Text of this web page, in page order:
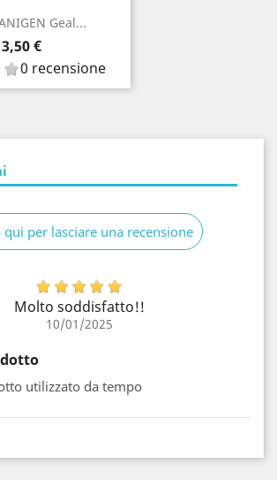
Geal...
€
0 recensione
qui per lasciare una recensione
Molto soddisfatto!!
10/01/2025
utilizzato da tempo